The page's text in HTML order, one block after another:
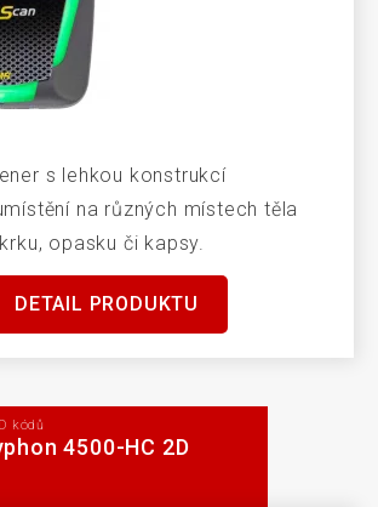
s lehkou konstrukcí
na různých místech těla
opasku či kapsy.
DETAIL PRODUKTU
kódů
4500-HC 2D